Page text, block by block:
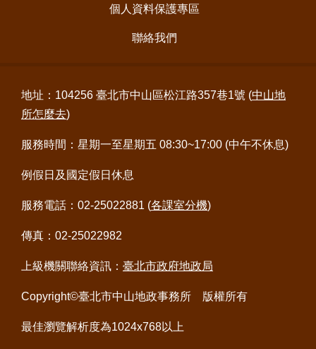
個人資料保護專區
聯絡我們
地址：104256 臺北市中山區松江路357巷1號 (中山地
所怎麼去)
服務時間：星期一至星期五 08:30~17:00 (中午不休息)
例假日及國定假日休息
服務電話：02-25022881 (各課室分機)
傳真：02-25022982
上級機關聯絡資訊： 臺北市政府地政局
Copyright©臺北市中山地政事務所 版權所有
最佳瀏覽解析度為1024x768以上